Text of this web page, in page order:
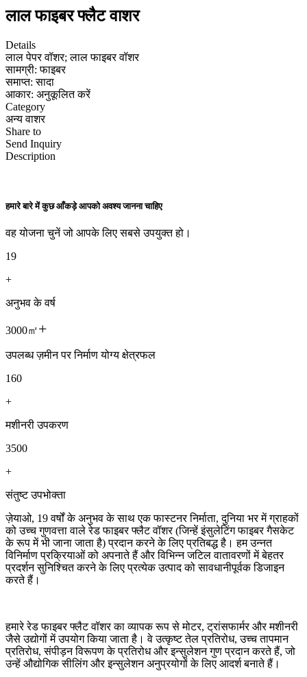
लाल फाइबर फ्लैट वाशर
Details
लाल पेपर वॉशर; लाल फाइबर वॉशर
सामग्री: फाइबर
समाप्त: सादा
आकार: अनुकूलित करें
Category
अन्य वाशर
Share to
Send Inquiry
Description
हमारे बारे में कुछ आँकड़े आपको अवश्य जानना चाहिए
वह योजना चुनें जो आपके लिए सबसे उपयुक्त हो।
19
+
अनुभव के वर्ष
3000㎡+
उपलब्ध ज़मीन पर निर्माण योग्य क्षेत्रफल
160
+
मशीनरी उपकरण
3500
+
संतुष्ट उपभोक्ता
ज़ेयाओ, 19 वर्षों के अनुभव के साथ एक फास्टनर निर्माता, दुनिया भर में ग्राहकों
को उच्च गुणवत्ता वाले रेड फाइबर फ्लैट वॉशर (जिन्हें इंसुलेटिंग फाइबर गैसकेट
के रूप में भी जाना जाता है) प्रदान करने के लिए प्रतिबद्ध है। हम उन्नत
विनिर्माण प्रक्रियाओं को अपनाते हैं और विभिन्न जटिल वातावरणों में बेहतर
प्रदर्शन सुनिश्चित करने के लिए प्रत्येक उत्पाद को सावधानीपूर्वक डिजाइन
करते हैं।
हमारे रेड फाइबर फ्लैट वॉशर का व्यापक रूप से मोटर, ट्रांसफार्मर और मशीनरी
जैसे उद्योगों में उपयोग किया जाता है। वे उत्कृष्ट तेल प्रतिरोध, उच्च तापमान
प्रतिरोध, संपीड़न विरूपण के प्रतिरोध और इन्सुलेशन गुण प्रदान करते हैं, जो
उन्हें औद्योगिक सीलिंग और इन्सुलेशन अनुप्रयोगों के लिए आदर्श बनाते हैं।